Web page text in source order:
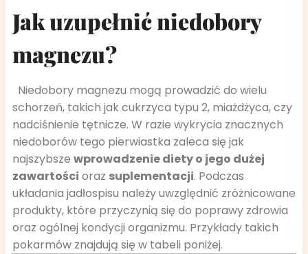
Jak uzupełnić niedobory
magnezu?
Niedobory magnezu mogą prowadzić do wielu
schorzeń, takich jak cukrzyca typu 2, miażdżyca, czy
nadciśnienie tętnicze. W razie wykrycia znacznych
niedoborów tego pierwiastka zaleca się jak
najszybsze wprowadzenie diety o jego dużej
zawartości oraz suplementacji. Podczas
układania jadłospisu należy uwzględnić zróżnicowane
produkty, które przyczynią się do poprawy zdrowia
oraz ogólnej kondycji organizmu. Przykłady takich
pokarmów znajdują się w tabeli poniżej.